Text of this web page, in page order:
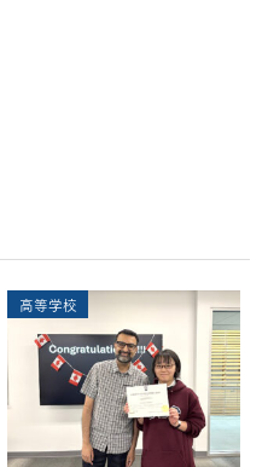
高等学校